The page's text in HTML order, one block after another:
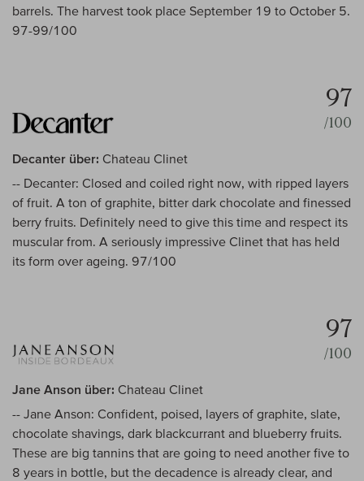
barrels. The harvest took place September 19 to October 5.
97-99/100
97
/100
Decanter über: Chateau Clinet
-- Decanter: Closed and coiled right now, with ripped layers
of fruit. A ton of graphite, bitter dark chocolate and finessed
berry fruits. Definitely need to give this time and respect its
muscular from. A seriously impressive Clinet that has held
its form over ageing. 97/100
97
/100
Jane Anson über: Chateau Clinet
-- Jane Anson: Confident, poised, layers of graphite, slate,
chocolate shavings, dark blackcurrant and blueberry fruits.
These are big tannins that are going to need another five to
8 years in bottle, but the decadence is already clear, and